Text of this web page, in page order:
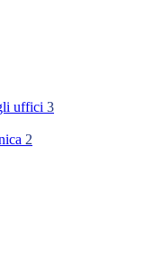
uffici 3
2